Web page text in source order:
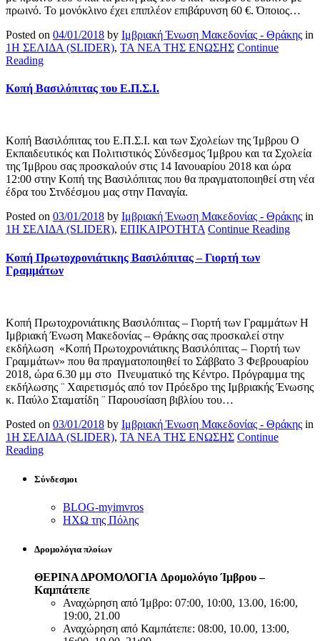
πρωινό. Το μονόκλινο έχει επιπλέον επιβάρυνση 60 €. Όποιος…
Posted on 04/01/2018 by Ιμβριακή Ένωση Μακεδονίας - Θράκης in
1Η ΣΕΛΙΔΑ (SLIDER), ΤΑ ΝΕΑ ΤΗΣ ΕΝΩΣΗΣ Continue
Reading
Κοπή Βασιλόπιτας του Ε.Π.Σ.Ι.
Κοπή Βασιλόπιτας του Ε.Π.Σ.Ι. και των Σχολείων της Ίμβρου Ο
Εκπαιδευτικός και Πολιτιστικός Σύνδεσμος Ίμβρου και τα Σχολεία
της Ίμβρου σας προσκαλούν στις 14 Ιανουαρίου 2018 και ώρα
12:00 στην Κοπή της Βασιλόπιτας που θα πραγματοποιηθεί στη νέα
έδρα του Στνδέσμου μας στην Παναγία.
Posted on 03/01/2018 by Ιμβριακή Ένωση Μακεδονίας - Θράκης in
1Η ΣΕΛΙΔΑ (SLIDER), ΕΠΙΚΑΙΡΟΤΗΤΑ Continue Reading
Κοπή Πρωτοχρονιάτικης Βασιλόπιτας – Γιορτή των
Γραμμάτων
Κοπή Πρωτοχρονιάτικης Βασιλόπιτας – Γιορτή των Γραμμάτων Η
Ιμβριακή Ένωση Μακεδονίας – Θράκης σας προσκαλεί στην
εκδήλωση «Κοπή Πρωτοχρονιάτικης Βασιλόπιτας – Γιορτή των
Γραμμάτων» που θα πραγματοποιηθεί το Σάββατο 3 Φεβρουαρίου
2018, ώρα 6.30 μμ στο Πνευματικό της Κέντρο. Πρόγραμμα της
εκδήλωσης ¨ Χαιρετισμός από τον Πρόεδρο της Ιμβριακής Ένωσης
κ. Παύλο Σταματίδη ¨ Παρουσίαση βιβλίου του…
Posted on 03/01/2018 by Ιμβριακή Ένωση Μακεδονίας - Θράκης in
1Η ΣΕΛΙΔΑ (SLIDER), ΤΑ ΝΕΑ ΤΗΣ ΕΝΩΣΗΣ Continue
Reading
Σύνδεσμοι
BLOG-myimvros
ΗΧΩ της Πόλης
Δρομολόγια πλοίων
ΘΕΡΙΝΑ ΔΡΟΜΟΛΟΓΙΑ Δρομολόγιο Ίμβρου –
Καμπάτεπε
Αναχώρηση από Ίμβρο: 07:00, 10:00, 13.00, 16:00,
19:00, 21.00
Αναχώρηση από Καμπάτεπε: 08:00, 10.00, 13:00,